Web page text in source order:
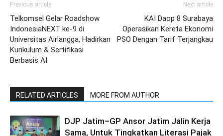
Previous article
Telkomsel Gelar Roadshow
IndonesiaNEXT ke-9 di
Universitas Airlangga, Hadirkan
Kurikulum & Sertifikasi
Berbasis AI
Next article
KAI Daop 8 Surabaya
Operasikan Kereta Ekonomi
PSO Dengan Tarif Terjangkau
RELATED ARTICLES MORE FROM AUTHOR
DJP Jatim–GP Ansor Jatim Jalin Kerja
Sama, Untuk Tingkatkan Literasi Pajak